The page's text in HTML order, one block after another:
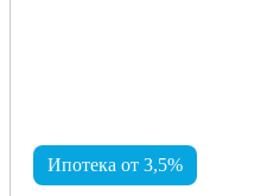
Ипотека от 3,5%